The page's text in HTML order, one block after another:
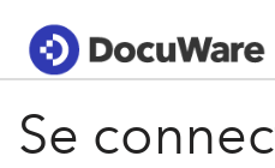
Se